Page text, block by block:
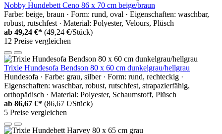
Nobby Hundebett Ceno 86 x 70 cm beige/braun
Farbe: beige, braun · Form: rund, oval · Eigenschaften: waschbar,
robust, rutschfest · Material: Polyester, Velours, Plüsch
ab 49,24 €* (49,24 €/Stück)
12 Preise vergleichen
Trixie Hundesofa Bendson 80 x 60 cm dunkelgrau/hellgrau
Hundesofa · Farbe: grau, silber · Form: rund, rechteckig ·
Eigenschaften: waschbar, robust, rutschfest, strapazierfähig,
orthopädisch · Material: Polyester, Schaumstoff, Plüsch
ab 86,67 €* (86,67 €/Stück)
5 Preise vergleichen